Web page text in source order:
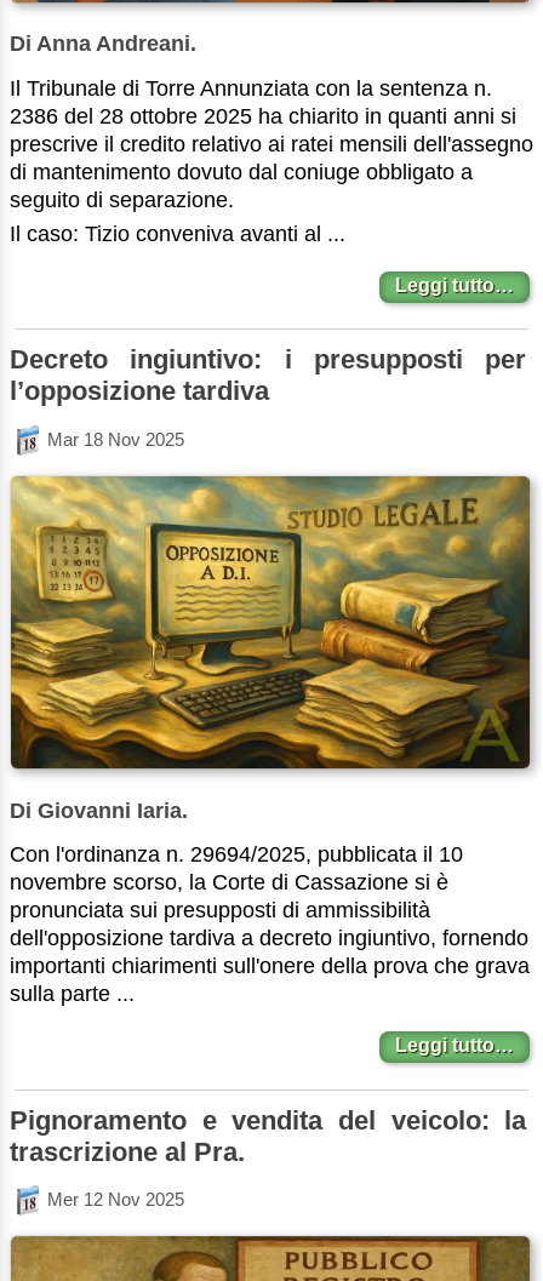
Di Anna Andreani.
Il Tribunale di Torre Annunziata con la sentenza n.
2386 del 28 ottobre 2025 ha chiarito in quanti anni si
prescrive il credito relativo ai ratei mensili dell'assegno
di mantenimento dovuto dal coniuge obbligato a
seguito di separazione.
Il caso: Tizio conveniva avanti al ...
Leggi tutto…
Decreto ingiuntivo: i presupposti per
l’opposizione tardiva
Mar 18 Nov 2025
Di Giovanni Iaria.
Con l'ordinanza n. 29694/2025, pubblicata il 10
novembre scorso, la Corte di Cassazione si è
pronunciata sui presupposti di ammissibilità
dell'opposizione tardiva a decreto ingiuntivo, fornendo
importanti chiarimenti sull'onere della prova che grava
sulla parte ...
Leggi tutto…
Pignoramento e vendita del veicolo: la
trascrizione al Pra.
Mer 12 Nov 2025